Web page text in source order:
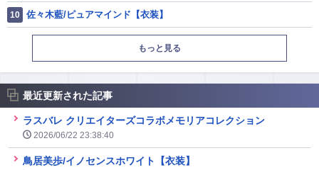
佐々木藍/ピュアマインド【衣装】
もっと見る
最近更新された記事
ラスバレ クリエイターズコラボメモリアコレクション
2026/06/22 23:38:40
鳥居美歩/イノセンスホワイト【衣装】